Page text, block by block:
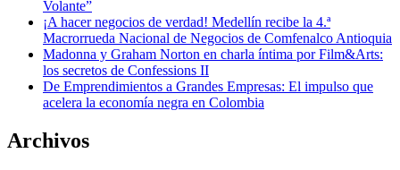
Volante”
¡A hacer negocios de verdad! Medellín recibe la 4.ª
Macrorrueda Nacional de Negocios de Comfenalco Antioquia
Madonna y Graham Norton en charla íntima por Film&Arts:
los secretos de Confessions II
De Emprendimientos a Grandes Empresas: El impulso que
acelera la economía negra en Colombia
Archivos